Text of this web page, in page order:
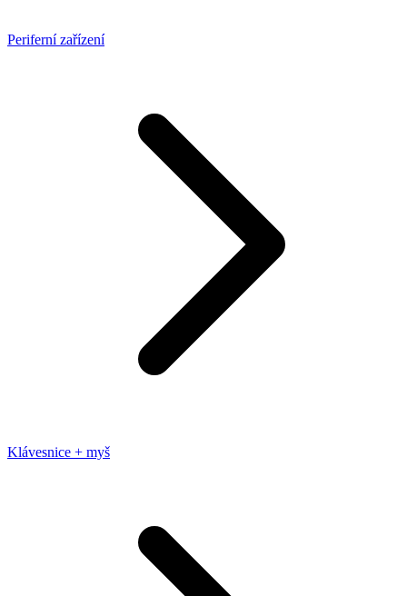
Periferní zařízení
Klávesnice + myš